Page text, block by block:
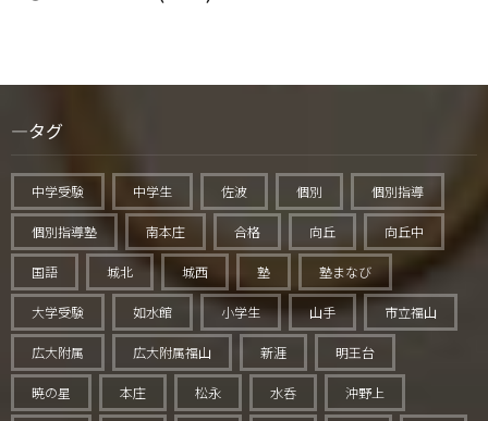
タグ
中学受験 中学生 佐波 個別 個別指導
個別指導塾 南本庄 合格 向丘 向丘中
国語 城北 城西 塾 塾まなび
大学受験 如水館 小学生 山手 市立福山
広大附属 広大附属福山 新涯 明王台
暁の星 本庄 松永 水呑 沖野上